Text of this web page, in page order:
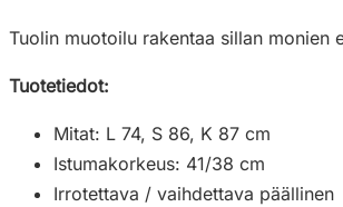
Tuolin muotoilu rakentaa sillan monien
Tuotetiedot:
Mitat: L 74, S 86, K 87 cm
Istumakorkeus: 41/38 cm
Irrotettava / vaihdettava päällinen